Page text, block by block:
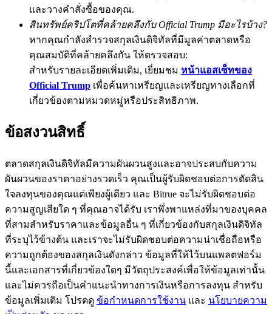
BTC New User Exclusive: 6.5% APR
BTC Flexible Staking | Daily Rewards
กิจกรรมเพิ่มเติม
รับรางวัลและสิทธิพิเศษสุดพิเศษ
ศูนย์รางวัล
เข้าสู่ระบบ
และวางคำสั่งซื้อของคุณ.
สินทรัพย์คริปโตที่คล้ายคลึงกับ Official Trump มีอะไรบ้าง?
หากคุณกำลังสำรวจสกุลเงินดิจิทัลที่มีมูลค่าตลาดหรือ
คุณสมบัติที่คล้ายคลึงกัน ให้ตรวจสอบ:
สำหรับรายละเอียดเพิ่มเติม, เยี่ยมชม หน้าแอสเซ็ทของ
Official Trump เพื่อค้นหาเหรียญและเหรียญทางเลือกที่
เกี่ยวข้องตามหมวดหมู่หรือประสิทธิภาพ.
ข้อสงวนสิทธิ์
ตลาดสกุลเงินดิจิทัลมีความผันผวนสูงและอาจประสบกับความ
ผันผวนของราคาอย่างรวดเร็ว คุณเป็นผู้รับผิดชอบต่อการตัดสิน
ใจลงทุนของคุณแต่เพียงผู้เดียว และ Bitrue จะไม่รับผิดชอบต่อ
ความสูญเสียใด ๆ ที่คุณอาจได้รับ เราพึ่งพาแหล่งที่มาของบุคคล
ที่สามสำหรับราคาและข้อมูลอื่น ๆ ที่เกี่ยวข้องกับสกุลเงินดิจิทัล
ที่ระบุไว้ข้างต้น และเราจะไม่รับผิดชอบต่อความน่าเชื่อถือหรือ
ความถูกต้องของสกุลเงินดังกล่าว ข้อมูลที่ให้ไว้บนแพลตฟอร์ม
นี้และเอกสารที่เกี่ยวข้องใดๆ มีวัตถุประสงค์เพื่อให้ข้อมูลเท่านั้น
และไม่ควรถือเป็นคำแนะนำทางการเงินหรือการลงทุน สำหรับ
ข้อมูลเพิ่มเติม โปรดดู ข้อกำหนดการใช้งาน และ นโยบายความ